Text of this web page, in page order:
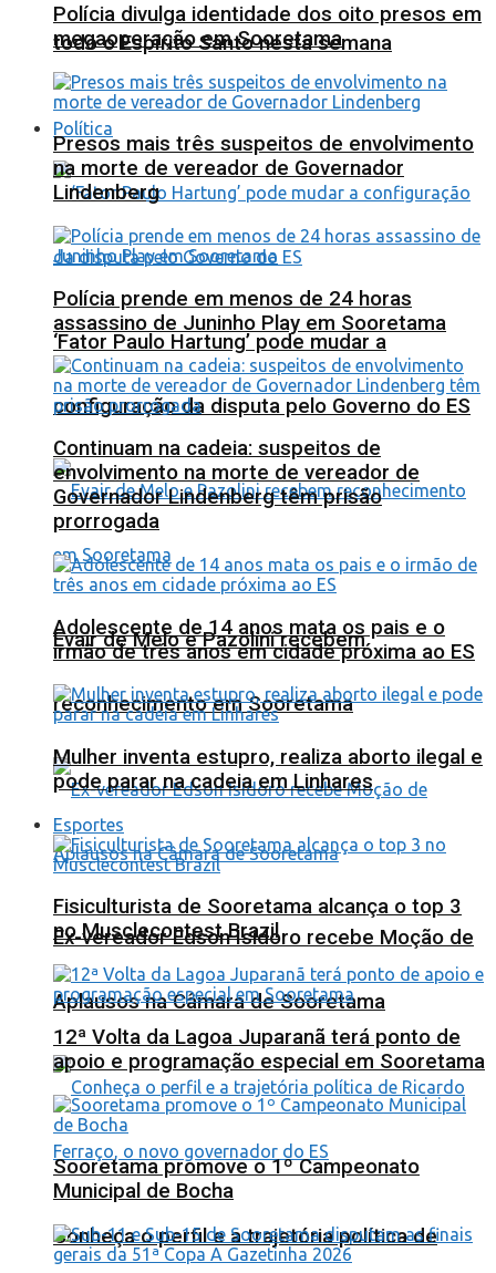
todo o Espírito Santo nesta semana
Política
‘Fator Paulo Hartung’ pode mudar a
configuração da disputa pelo Governo do ES
Evair de Melo e Pazolini recebem
reconhecimento em Sooretama
Ex-vereador Edson Isidoro recebe Moção de
Aplausos na Câmara de Sooretama
Conheça o perfil e a trajetória política de
Polícia divulga identidade dos oito presos em
megaoperação em Sooretama
Presos mais três suspeitos de envolvimento
na morte de vereador de Governador
Lindenberg
Polícia prende em menos de 24 horas
assassino de Juninho Play em Sooretama
Continuam na cadeia: suspeitos de
envolvimento na morte de vereador de
Governador Lindenberg têm prisão
prorrogada
Adolescente de 14 anos mata os pais e o
irmão de três anos em cidade próxima ao ES
Mulher inventa estupro, realiza aborto ilegal e
pode parar na cadeia em Linhares
Esportes
Fisiculturista de Sooretama alcança o top 3
no Musclecontest Brazil
12ª Volta da Lagoa Juparanã terá ponto de
apoio e programação especial em Sooretama
Sooretama promove o 1º Campeonato
Municipal de Bocha